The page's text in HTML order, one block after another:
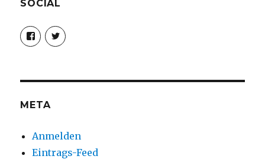
SOCIAL
Profil
von
christoph.fleischer1
anzeigen
Profil
von
anzeigen
META
Anmelden
Eintrags-Feed